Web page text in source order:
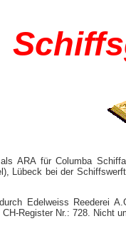
ARA für Columba
Lübeck bei der
Edelweiss Reederei
Register Nr.: 728. Nicht